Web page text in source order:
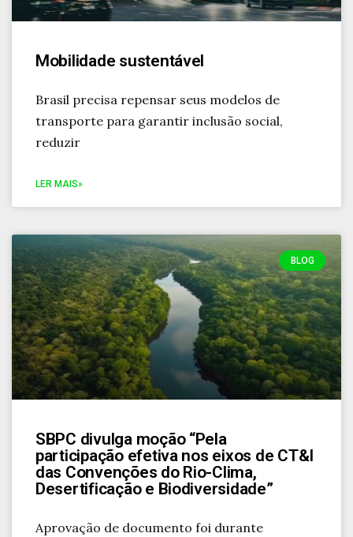
Mobilidade sustentável
Brasil precisa repensar seus modelos de
transporte para garantir inclusão social,
reduzir
LER MAIS»
BLOG
SBPC divulga moção “Pela
participação efetiva nos eixos de CT&I
das Convenções do Rio-Clima,
Desertificação e Biodiversidade”
Aprovação de documento foi durante